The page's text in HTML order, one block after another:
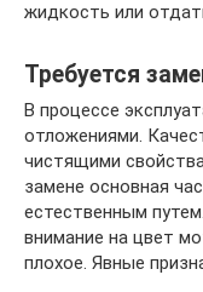
жидкость или
Требуется
В процессе
отложениями.
чистящими
замене основная
естественным
внимание на цвет
плохое. Явные